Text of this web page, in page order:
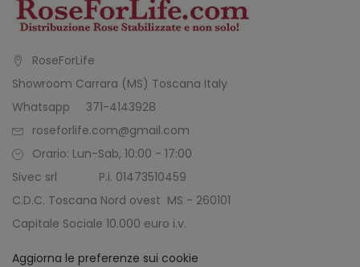
RoseForLife
Showroom Carrara (MS) Toscana Italy
Whatsapp 371-4143928
roseforlife.com@gmail.com
Orario: Lun-Sab, 10:00 - 17:00
Sivec srl P.i. 01473510459
C.D.C. Toscana Nord ovest MS - 260101
Capitale Sociale 10.000 euro i.v.
Aggiorna le preferenze sui cookie